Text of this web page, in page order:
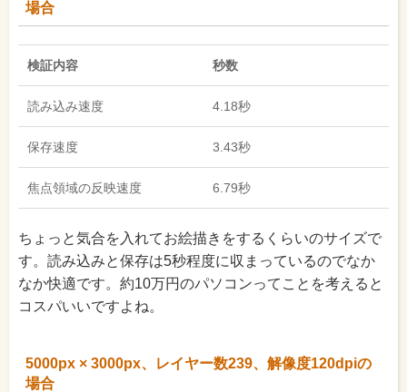
場合
検証内容 秒数
読み込み速度 4.18秒
保存速度 3.43秒
焦点領域の反映速度 6.79秒
ちょっと気合を入れてお絵描きをするくらいのサイズで
す。読み込みと保存は5秒程度に収まっているのでなか
なか快適です。約10万円のパソコンってことを考えると
コスパいいですよね。
5000px × 3000px、レイヤー数239、解像度120dpiの
場合